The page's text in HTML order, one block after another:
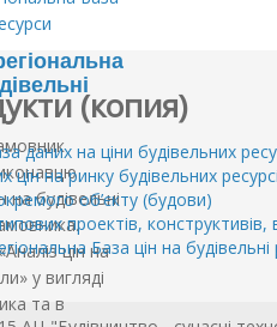
на будівельні
цін на
у вигляді
та в
(копия)
даних на ціни будівельних
цін на ринку будівельних
об’єкту (будови)
проектів, конструктивів,
База цін на будівельні